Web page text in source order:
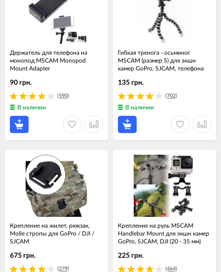
Держатель для телефона на
монопод MSCAM Monopod
Mount Adapter
(590)
90 грн.
В наличии
Гибкая тренога - осьминог
MSCAM (размер S) для экшн
камер GoPro, SJCAM, телефона
(702)
135 грн.
В наличии
Крепление на жилет, рюкзак,
Molle стропы для GoPro / DJI /
SJCAM
(279)
675 грн.
Крепление на руль MSCAM
Handlebar Mount для экшн камер
GoPro, SJCAM, DJI (20 - 35 мм)
(464)
225 грн.